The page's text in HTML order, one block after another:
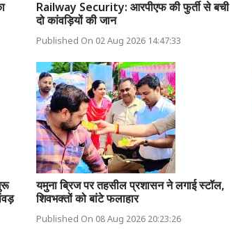
Railway Security: आरपीएफ की फुर्ती से बची
दो कांवड़ियों की जान
Published On 02 Aug 2026 14:47:33
यमुना ब्रिज पर तहसील प्रशासन ने लगाई स्टॉल,
शिवभक्तों को बांटे फलाहार
Published On 08 Aug 2026 20:23:26